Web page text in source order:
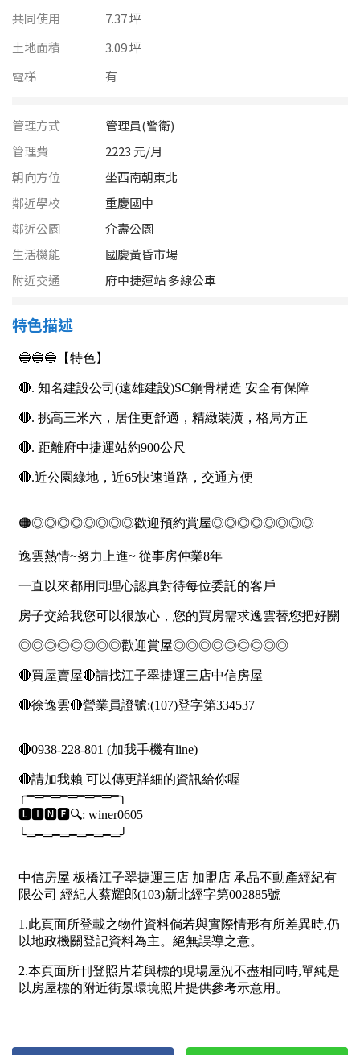
雲林縣
嘉義市
嘉義縣
台南市
高雄市
屏東縣
台東縣
60~70 坪
~
樓層
1樓
4樓
5~10樓 11~20樓
21樓以上
格局
不拘
1房
2房 3房
4房 5房以上
屋齡
不拘
5 年以下
5-10 年
40 年以上
售價
共同使用
7.37 坪
土地面積
3.09 坪
電梯
有
管理方式
管理員(警衛)
管理費
2223 元/月
朝向方位
坐西南朝東北
鄰近學校
重慶國中
鄰近公園
介壽公園
生活機能
國慶黃昏市場
附近交通
府中捷運站 多線公車
特色描述